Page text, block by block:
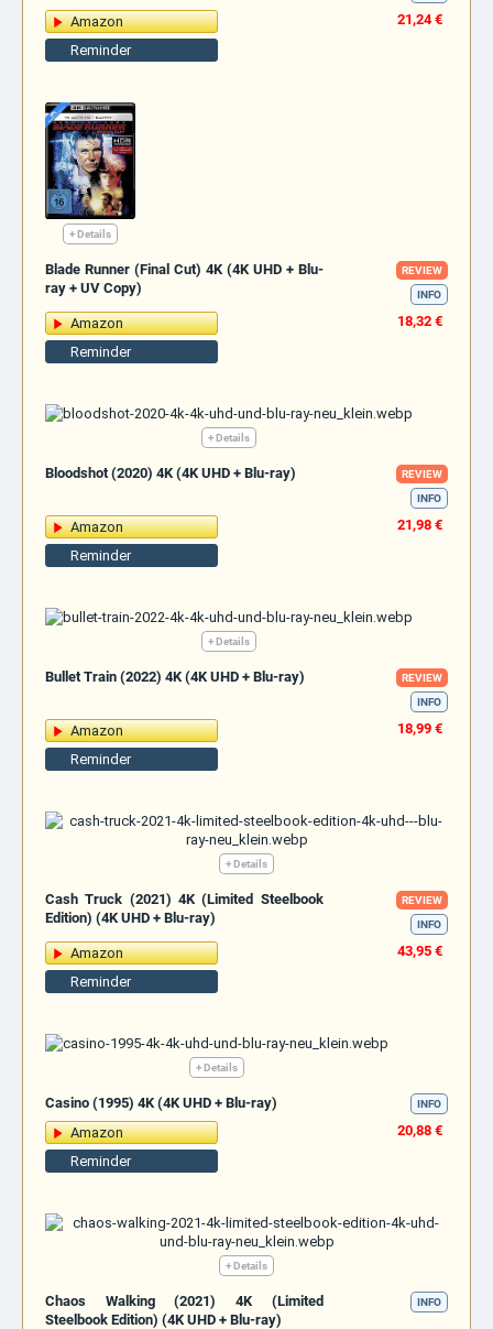
Amazon
21,24 €
Reminder
+ Details
Blade Runner (Final Cut) 4K (4K UHD + Blu-
ray + UV Copy)
REVIEW
INFO
Amazon
18,32 €
Reminder
+ Details
Bloodshot (2020) 4K (4K UHD + Blu-ray)
REVIEW
INFO
Amazon
21,98 €
Reminder
+ Details
Bullet Train (2022) 4K (4K UHD + Blu-ray)
REVIEW
INFO
Amazon
18,99 €
Reminder
+ Details
Cash Truck (2021) 4K (Limited Steelbook
Edition) (4K UHD + Blu-ray)
REVIEW
INFO
Amazon
43,95 €
Reminder
+ Details
Casino (1995) 4K (4K UHD + Blu-ray) INFO
Amazon
20,88 €
Reminder
+ Details
Chaos Walking (2021) 4K (Limited
Steelbook Edition) (4K UHD + Blu-ray)
INFO